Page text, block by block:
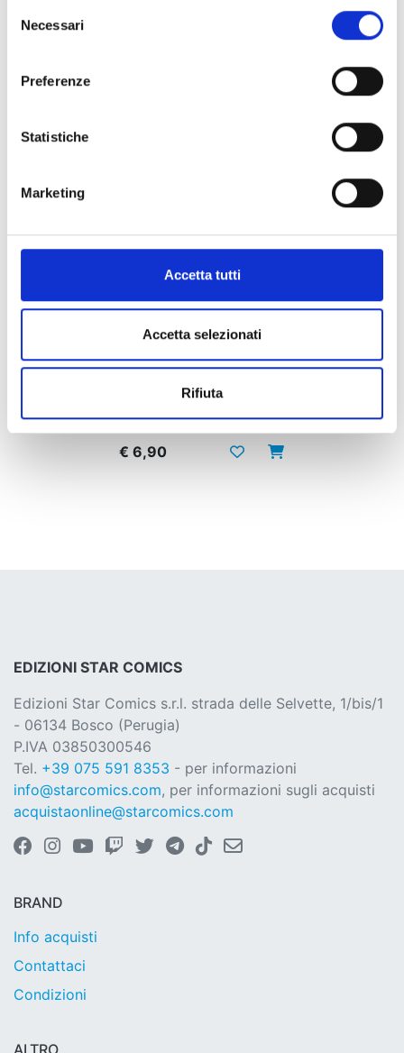
delNecessari
Preferenze
Statistiche
Marketing
Accetta tutti
Accetta selezionati
Rifiuta
Se ti è piaciuto prova anche:
DETECTIVE CONAN NEW EDITION n. 72
€ 6,90
EDIZIONI STAR COMICS
Edizioni Star Comics s.r.l. strada delle Selvette, 1/bis/1
- 06134 Bosco (Perugia)
P.IVA 03850300546
Tel. +39 075 591 8353 - per informazioni
info@starcomics.com, per informazioni sugli acquisti
acquistaonline@starcomics.com
BRAND
Info acquisti
Contattaci
Condizioni